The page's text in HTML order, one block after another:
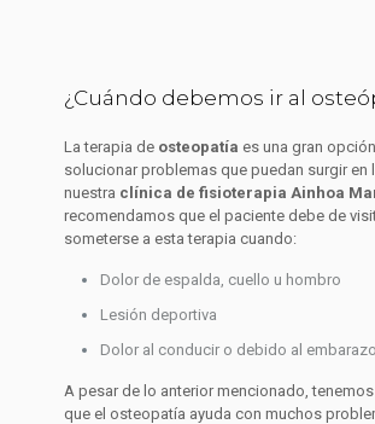
¿Cuándo debemos ir al
La terapia de osteopatía es una gran
solucionar problemas que puedan surgir en
nuestra clínica de fisioterapia Ainhoa
recomendamos que el paciente debe de
someterse a esta terapia cuando:
Dolor de espalda, cuello u hombro
Lesión deportiva
Dolor al conducir o debido al embarazo
A pesar de lo anterior mencionado,
que el osteopatía ayuda con muchos